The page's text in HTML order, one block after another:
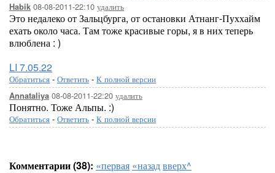
Habik 08-08-2011-22:10 удалить
Это недалеко от Зальцбурга, от остановки Атнанг-Пуххайм
ехать около часа. Там тоже красивые горы, я в них теперь
влюблена : )
LI 7.05.22
Обратиться - Ответить - К полной версии
Annataliya 08-08-2011-22:20 удалить
Понятно. Тоже Альпы. :)
Обратиться - Ответить - К полной версии
Комментарии (38): «первая «назадвверх^